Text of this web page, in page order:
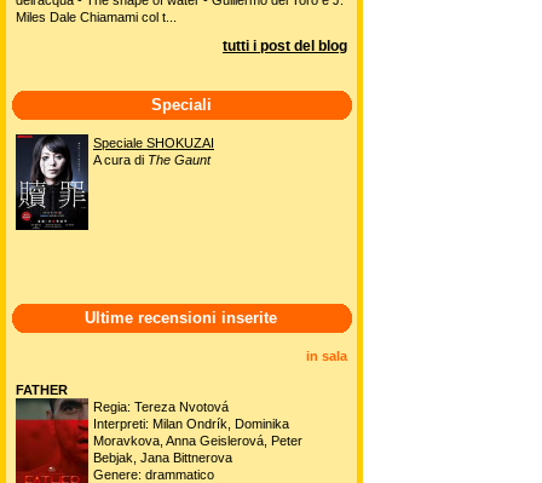
Miles Dale Chiamami col t...
tutti i post del blog
Speciali
Speciale SHOKUZAI
A cura di The Gaunt
Ultime recensioni inserite
in sala
FATHER
Regia: Tereza Nvotová
Interpreti: Milan Ondrík, Dominika
Moravkova, Anna Geislerová, Peter
Bebjak, Jana Bittnerova
Genere: drammatico